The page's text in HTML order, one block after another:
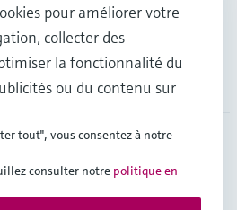
pour améliorer votre
collecter des
la fonctionnalité du
ou du contenu sur
tout", vous consentez à notre
consulter notre politique en